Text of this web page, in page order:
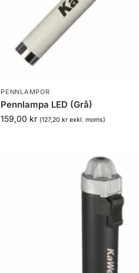
PENNLAMPOR
Pennlampa LED (Grå)
159,00 kr (127,20kr exkl. moms)